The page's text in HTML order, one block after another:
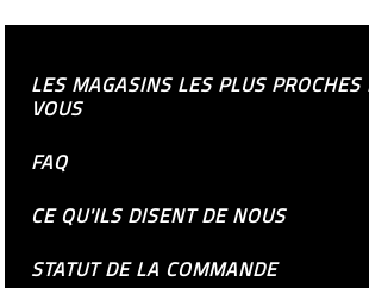
LES MAGASINS LES PLUS PROCHES
VOUS
FAQ
CE QU'ILS DISENT DE NOUS
STATUT DE LA COMMANDE